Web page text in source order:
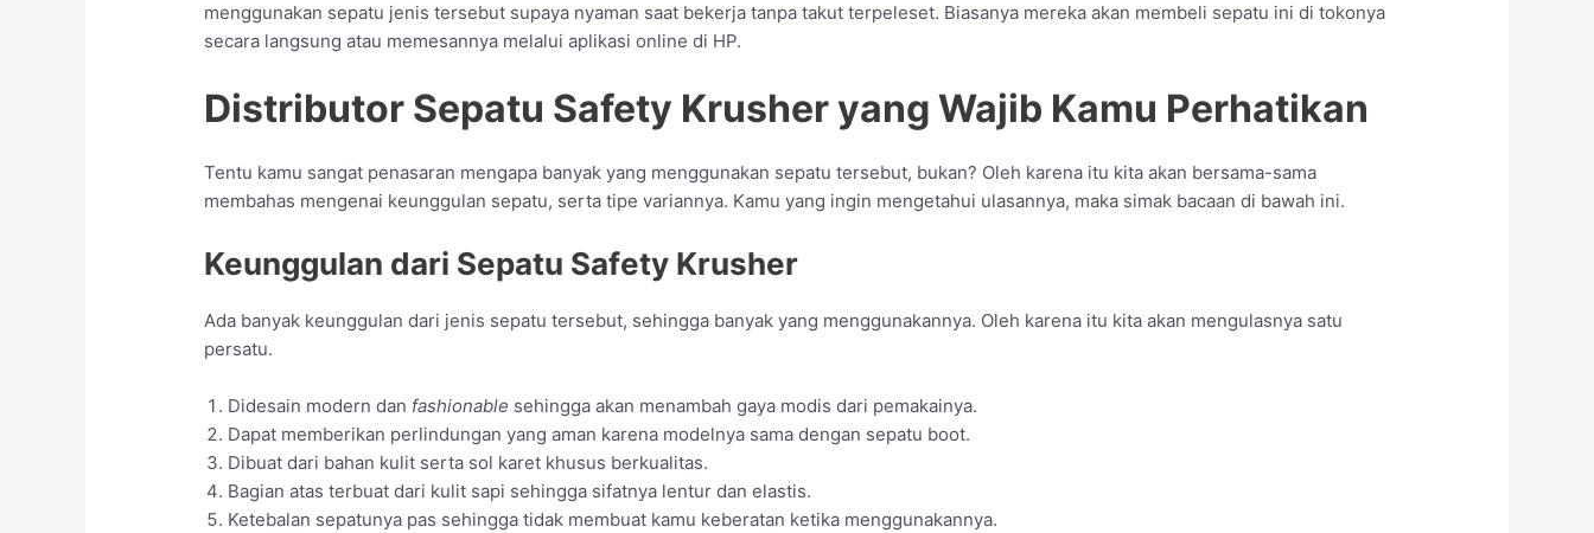
menggunakan sepatu jenis tersebut supaya nyaman saat bekerja tanpa takut terpeleset. Biasanya mereka akan membeli sepatu ini di tokonya
secara langsung atau memesannya melalui aplikasi online di HP.
Distributor Sepatu Safety Krusher yang Wajib Kamu Perhatikan
Tentu kamu sangat penasaran mengapa banyak yang menggunakan sepatu tersebut, bukan? Oleh karena itu kita akan bersama-sama
membahas mengenai keunggulan sepatu, serta tipe variannya. Kamu yang ingin mengetahui ulasannya, maka simak bacaan di bawah ini.
Keunggulan dari Sepatu Safety Krusher
Ada banyak keunggulan dari jenis sepatu tersebut, sehingga banyak yang menggunakannya. Oleh karena itu kita akan mengulasnya satu
persatu.
Didesain modern dan fashionable sehingga akan menambah gaya modis dari pemakainya.
Dapat memberikan perlindungan yang aman karena modelnya sama dengan sepatu boot.
Dibuat dari bahan kulit serta sol karet khusus berkualitas.
Bagian atas terbuat dari kulit sapi sehingga sifatnya lentur dan elastis.
Ketebalan sepatunya pas sehingga tidak membuat kamu keberatan ketika menggunakannya.